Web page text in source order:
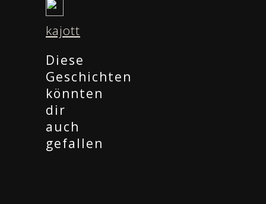
kajott
Diese
Geschichten
könnten
dir
auch
gefallen